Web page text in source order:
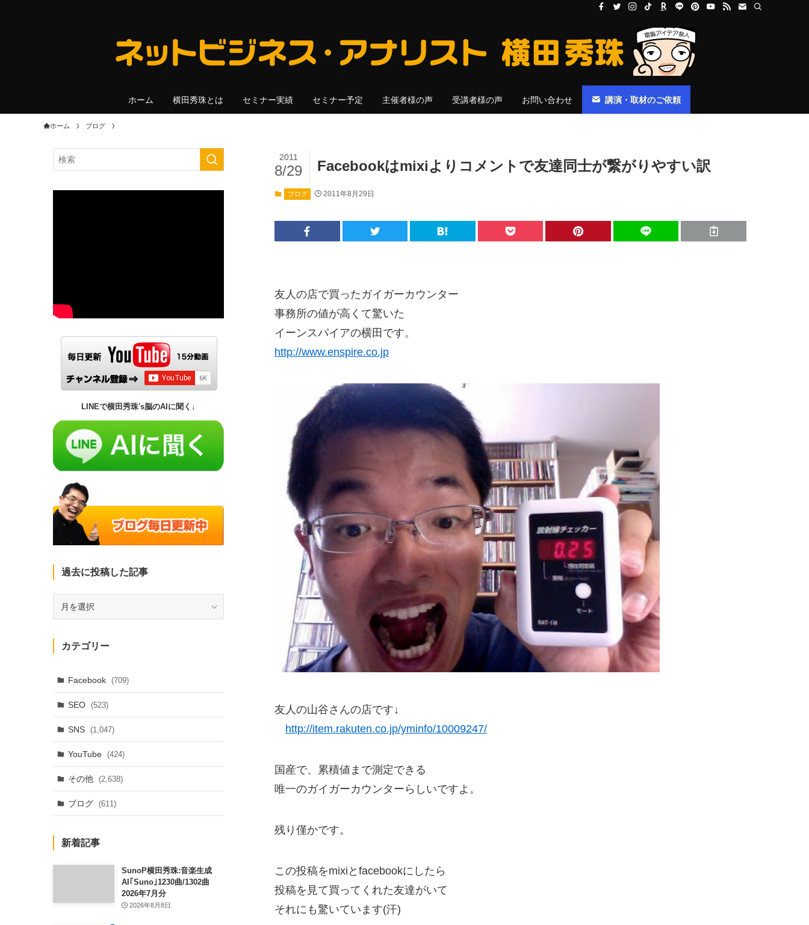
ホーム 横田秀珠とは セミナー実績 セミナー予定 主催者様の声 受講者様の声 お問い合わせ 講演・取材のご依頼
ホーム ブログ
Facebookはmixiよりコメントで友達同士が繋がりやすい訳
2011
8/29
ブログ 2011年8月29日
友人の店で買ったガイガーカウンター
事務所の値が高くて驚いた
イーンスパイアの横田です。
http://www.enspire.co.jp
友人の山谷さんの店です↓
http://item.rakuten.co.jp/yminfo/10009247/
国産で、累積値まで測定できる
唯一のガイガーカウンターらしいですよ。
残り僅かです。
この投稿をmixiとfacebookにしたら
投稿を見て買ってくれた友達がいて
それにも驚いています(汗)
LINEで横田秀珠's脳のAIに聞く↓
過去に投稿した記事
投
稿
た
記
事
カテゴリー
Facebook (709)
SEO (523)
SNS (1,047)
YouTube (424)
その他 (2,638)
ブログ (611)
新着記事
SunoP横田秀珠:音楽生成
AI｢Suno｣1230曲/1302曲
2026年7月分
2026年8月8日